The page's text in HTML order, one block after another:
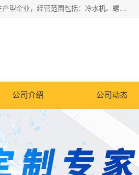
宿迁慈乌温控科技有限公司是一家集工业冷水机研发、制造、营销、服务于一体的技术生产型企业，经营范围包括：冷水机、螺杆式冷水机组、工业冷水机、水冷式冷水机、风冷式冷水机组、风冷螺杆式冷冻机组、冷冻机、注塑专用冷水机、混泥土专用冷水机、低温防爆冷水机组等。专业温控设备供应商 模温机/冷水机/导热油炉定制服务等
公司介绍 公司动态